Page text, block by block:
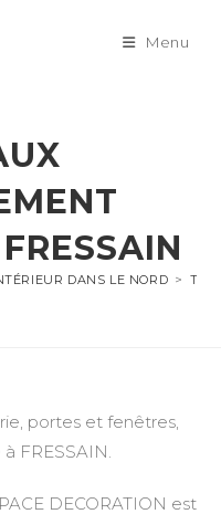
Menu
DANS LE NORD >
portes et fenêtres,
FRESSAIN.
DECORATION est